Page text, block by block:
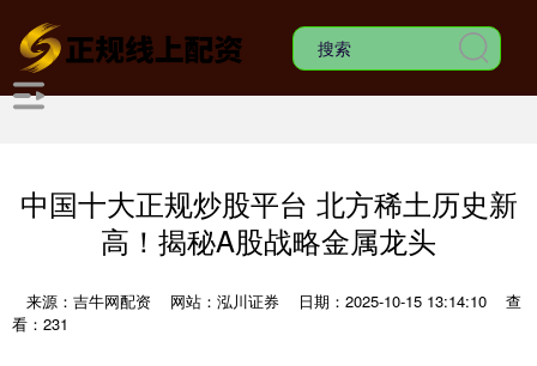
中国十大正规炒股平台 北方稀土历史新
高！揭秘A股战略金属龙头
来源：吉牛网配资 网站：泓川证券 日期：2025-10-15 13:14:10
查
看：231